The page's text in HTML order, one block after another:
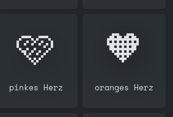
🩷
pinkes Herz
🧡
oranges Herz